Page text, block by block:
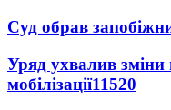
Суд обрав
Уряд ухвалив зміни
мобілізації11520